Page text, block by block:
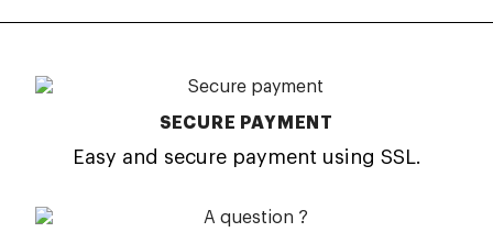
SECURE PAYMENT
Easy and secure payment using SSL.